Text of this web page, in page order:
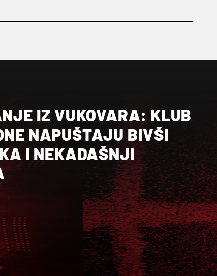
IZ VUKOVARA: KLUB
NAPUŠTAJU BIVŠI
I NEKADAŠNJI